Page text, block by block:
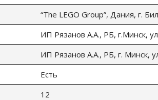
“The LEGO Group”, Дания, г.
ИП Рязанов А.А., РБ, г.Минск,
ИП Рязанов А.А., РБ, г. Минск,
Есть
12